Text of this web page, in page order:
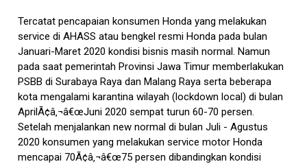
Tercatat pencapaian konsumen Honda yang melakukan
service di AHASS atau bengkel resmi Honda pada bulan
Januari-Maret 2020 kondisi bisnis masih normal. Namun
pada saat pemerintah Provinsi Jawa Timur memberlakukan
PSBB di Surabaya Raya dan Malang Raya serta beberapa
kota mengalami karantina wilayah (lockdown local) di bulan
AprilÃ¢â‚¬â€œJuni 2020 sempat turun 60-70 persen.
Setelah menjalankan new normal di bulan Juli - Agustus
2020 konsumen yang melakukan service motor Honda
mencapai 70Ã¢â‚¬â€œ75 persen dibandingkan kondisi